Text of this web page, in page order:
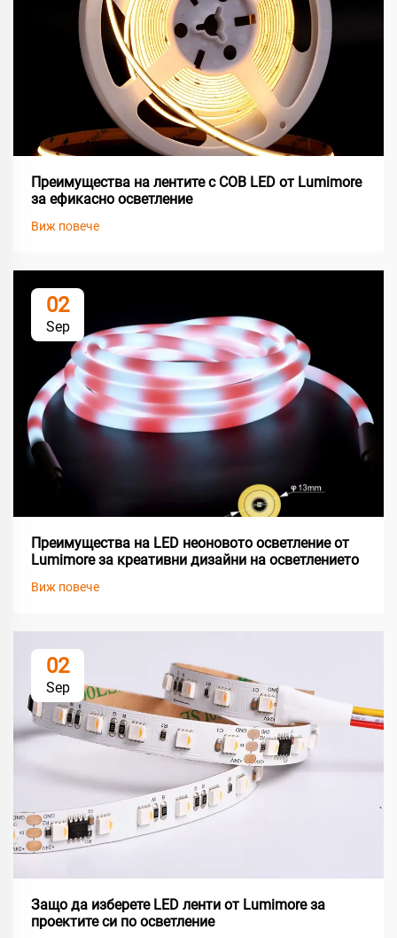
Преимущества на лентите с COB LED от Lumimore
за ефикасно осветление
Виж повече
02
Sep
Преимущества на LED неоновото осветление от
Lumimore за креативни дизайни на осветлението
Виж повече
02
Sep
Защо да изберете LED ленти от Lumimore за
проектите си по осветление